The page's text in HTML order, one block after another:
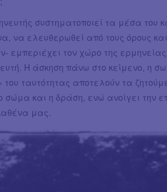
συστηματοποιεί τα μέσα του
να ελευθερωθεί από τους όρους και
εμπεριέχει τον χώρο της
Η άσκηση πάνω στο κείμενο, η
του ταυτότητας αποτελούν τα
σώμα και η δράση, ενώ ανοίγει την
μας.